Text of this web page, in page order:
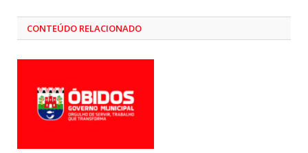
CONTEÚDO RELACIONADO